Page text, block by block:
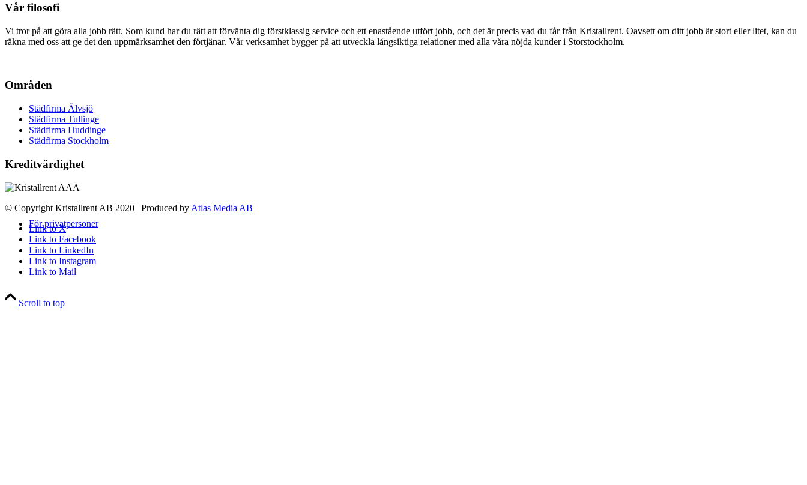
För privatpersoner
Vår filosofi
Vi tror på att göra alla jobb rätt. Som kund har du rätt att förvänta dig förstklassig service och ett enastående utfört jobb, och det är precis vad du får från Kristallrent. Oavsett om ditt jobb är stort eller litet, kan du
räkna med oss att ge det den uppmärksamhet den förtjänar. Vår verksamhet bygger på att utveckla långsiktiga relationer med alla våra nöjda kunder i Storstockholm.
Områden
Städfirma Älvsjö
Städfirma Tullinge
Städfirma Huddinge
Städfirma Stockholm
Kreditvärdighet
© Copyright Kristallrent AB 2020 | Produced by Atlas Media AB
Link to X
Link to Facebook
Link to LinkedIn
Link to Instagram
Link to Mail
Scroll to top